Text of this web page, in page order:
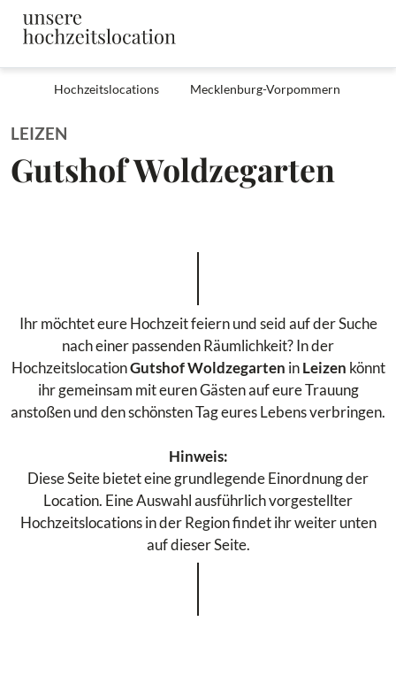
Hochzeitslocations Mecklenburg-Vorpommern
LEIZEN
Gutshof Woldzegarten
Ihr möchtet eure Hochzeit feiern und seid auf der Suche
nach einer passenden Räumlichkeit? In der
HochzeitslocationGutshof Woldzegarten inLeizen könnt
ihr gemeinsam mit euren Gästen auf eure Trauung
anstoßen und den schönsten Tag eures Lebens verbringen.
Hinweis:
Diese Seite bietet eine grundlegende Einordnung der
Location. Eine Auswahl ausführlich vorgestellter
Hochzeitslocations in der Region findet ihr weiter unten
auf dieser Seite.